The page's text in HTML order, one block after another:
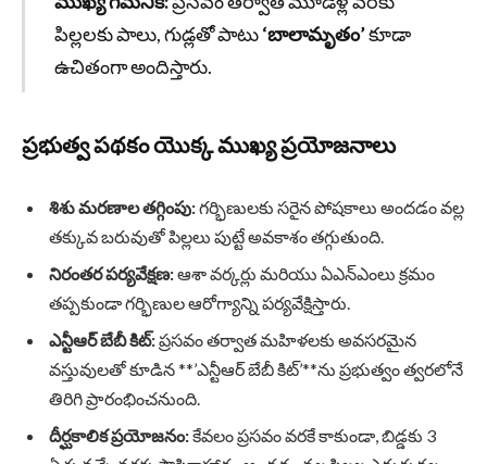
పిల్లలకు పాలు, గుడ్లతో పాటు‘బాలామృతం’కూడా
ఉచితంగా అందిస్తారు.
ప్రభుత్వ పథకం యొక్క ముఖ్య ప్రయోజనాలు
శిశు మరణాల తగ్గింపు:గర్భిణులకు సరైన పోషకాలు అందడం వల్ల
తక్కువ బరువుతో పిల్లలు పుట్టే అవకాశం తగ్గుతుంది.
నిరంతర పర్యవేక్షణ:ఆశా వర్కర్లు మరియు ఏఎన్ఎంలు క్రమం
తప్పకుండా గర్భిణుల ఆరోగ్యాన్ని పర్యవేక్షిస్తారు.
ఎన్టీఆర్ బేబీ కిట్:ప్రసవం తర్వాత మహిళలకు అవసరమైన
వస్తువులతో కూడిన **’ఎన్టీఆర్ బేబీ కిట్’**ను ప్రభుత్వం త్వరలోనే
తిరిగి ప్రారంభించనుంది.
దీర్ఘకాలిక ప్రయోజనం:కేవలం ప్రసవం వరకే కాకుండా, బిడ్డకు 3